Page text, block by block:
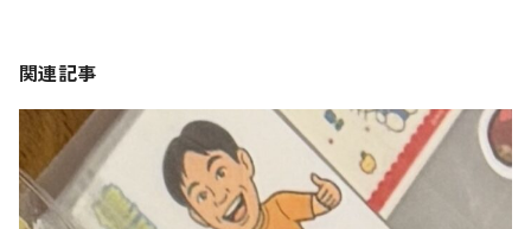
関連記事